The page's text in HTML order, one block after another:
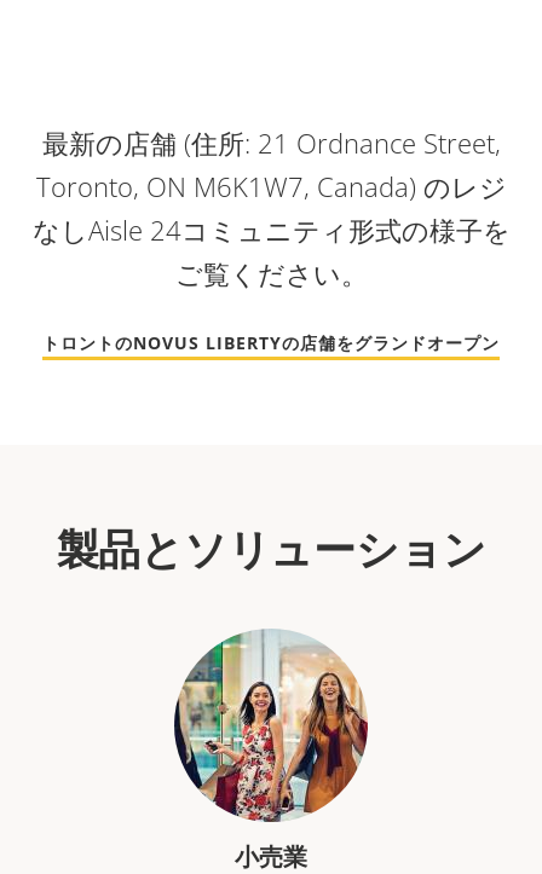
最新の店舗 (住所: 21 Ordnance Street,
Toronto, ON M6K1W7, Canada) のレジ
なしAisle 24コミュニティ形式の様子を
ご覧ください。
トロントのNOVUS LIBERTYの店舗をグランドオープン
製品とソリューション
小売業